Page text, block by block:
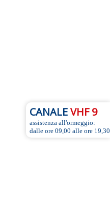
CANALEVHF 9
assistenza all'ormeggio:
dalle ore 09,00 alle ore 19,30